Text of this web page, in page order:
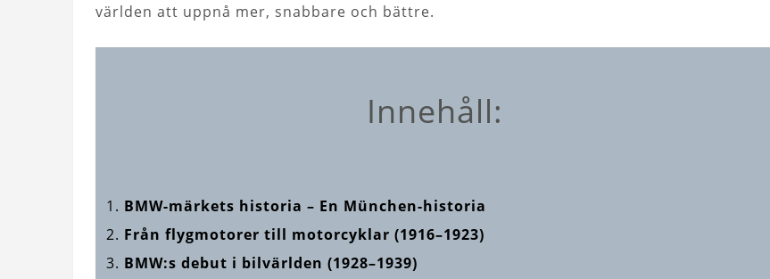
världen att uppnå mer, snabbare och bättre.
Innehåll:
BMW-märkets historia – En München-historia
Från flygmotorer till motorcyklar (1916–1923)
BMW:s debut i bilvärlden (1928–1939)